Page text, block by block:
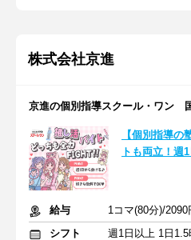
株式会社京進
京進の個別指導スクール・ワン
【個別指導
トも両立！週
給与
1コマ(80分)/2090
シフト